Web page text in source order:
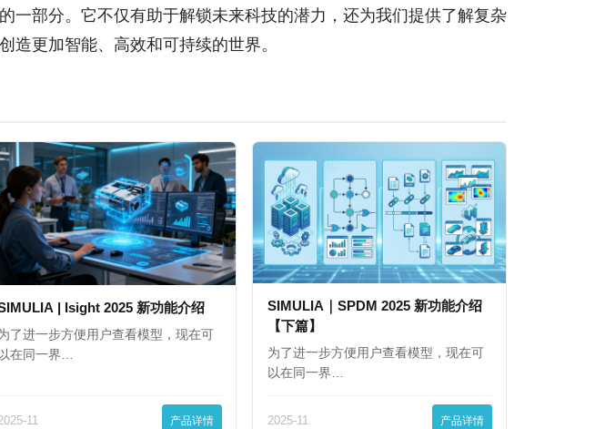
一部分。它不仅有助于解锁未来科技的潜力，还为我们提供了解复杂
造更加智能、高效和可持续的世界。
| Isight 2025 新功能介绍
了进一步方便用户查看模型，现在可
以在同一界…
11 产品详情
SIMULIA｜SPDM 2025 新功能介绍
【下篇】
为了进一步方便用户查看模型，现在可
以在同一界…
2025-11 产品详情